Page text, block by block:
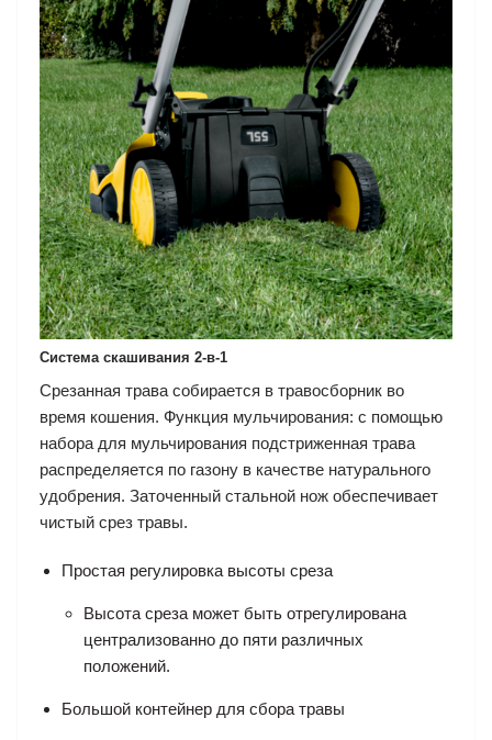
Система скашивания 2-в-1
Срезанная трава собирается в травосборник во
время кошения. Функция мульчирования: с помощью
набора для мульчирования подстриженная трава
распределяется по газону в качестве натурального
удобрения. Заточенный стальной нож обеспечивает
чистый срез травы.
Простая регулировка высоты среза
Высота среза может быть отрегулирована
централизованно до пяти различных
положений.
Большой контейнер для сбора травы